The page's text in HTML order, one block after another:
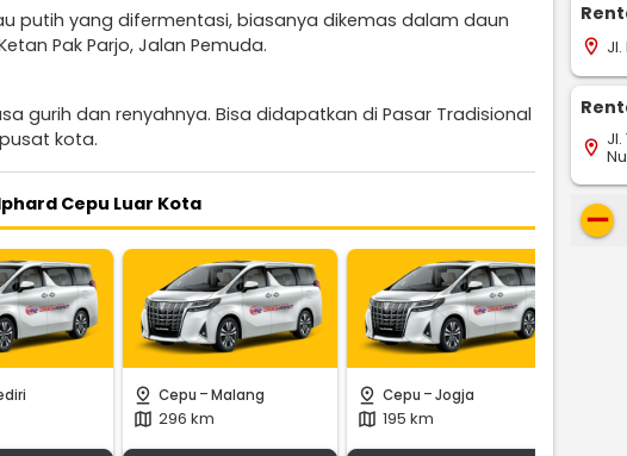
putih yang difermentasi, biasanya dikemas dalam daun
Pak Parjo, Jalan Pemuda.
gurih dan renyahnya. Bisa didapatkan di Pasar Tradisional
kota.
Cepu Luar Kota
pin_drop Cepu -Malang
map 296 km
pin_drop Cepu -Jogja
map 195 km
location_on
location_on
remove